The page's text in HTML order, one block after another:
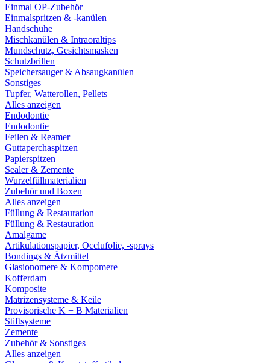
Einmal OP-Zubehör
Einmalspritzen & -kanülen
Handschuhe
Mischkanülen & Intraoraltips
Mundschutz, Gesichtsmasken
Schutzbrillen
Speichersauger & Absaugkanülen
Sonstiges
Tupfer, Watterollen, Pellets
Alles anzeigen
Endodontie
Endodontie
Feilen & Reamer
Guttaperchaspitzen
Papierspitzen
Sealer & Zemente
Wurzelfüllmaterialien
Zubehör und Boxen
Alles anzeigen
Füllung & Restauration
Füllung & Restauration
Amalgame
Artikulationspapier, Occlufolie, -sprays
Bondings & Ätzmittel
Glasionomere & Kompomere
Kofferdam
Komposite
Matrizensysteme & Keile
Provisorische K + B Materialien
Stiftsysteme
Zemente
Zubehör & Sonstiges
Alles anzeigen